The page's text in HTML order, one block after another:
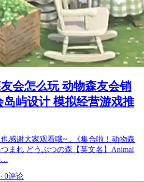
会怎么玩 动物森友会销
岛屿设计 模拟经营游戏推
也感谢大家观看哦~ . 《集合啦！动物森
まれ どうぶつの森【英文名】Animal
· 0评论